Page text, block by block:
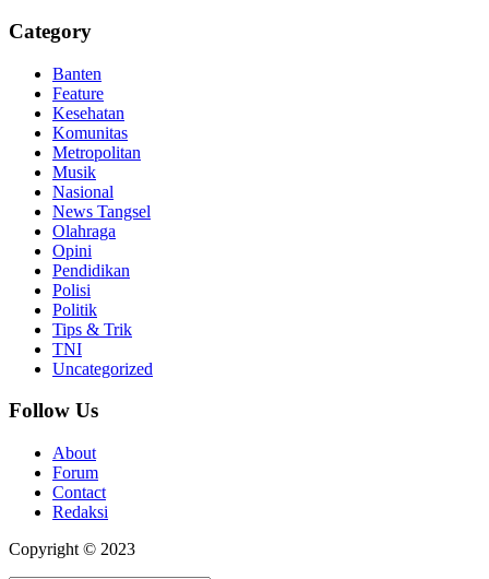
Category
Banten
Feature
Kesehatan
Komunitas
Metropolitan
Musik
Nasional
News Tangsel
Olahraga
Opini
Pendidikan
Polisi
Politik
Tips & Trik
TNI
Uncategorized
Follow Us
About
Forum
Contact
Redaksi
Copyright © 2023